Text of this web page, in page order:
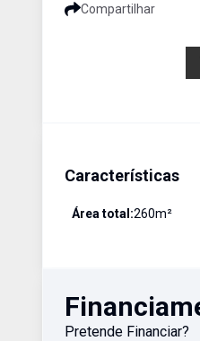
Compartilhar
Características
Área total:260m²
Pretende Financiar?